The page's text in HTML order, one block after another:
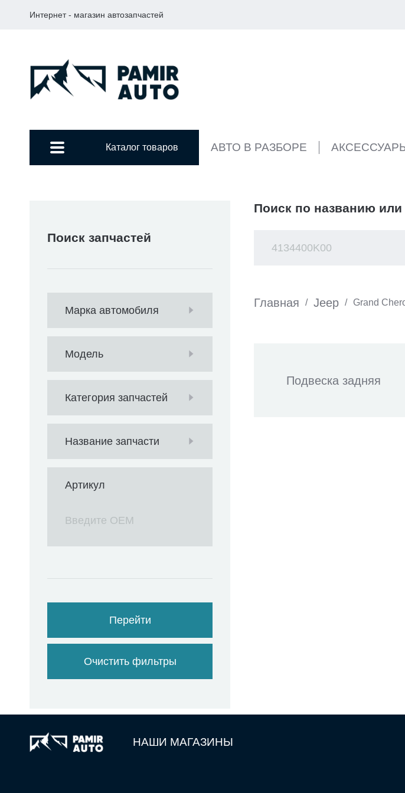
Интернет - магазин автозапчастей
Каталог товаров АВТО В РАЗБОРЕ
Поиск запчастей
Марка автомобиля
Модель
Категория запчастей
Название запчасти
Артикул
Перейти
Очистить фильтры
Поиск по названию или
Главная / Jeep / Grand
Подвеска задняя
НАШИ МАГАЗИНЫ